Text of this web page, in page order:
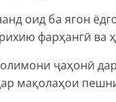
оид ба ягон
фарҳангӣ ва
ҷаҳонӣ
мақолаҳои